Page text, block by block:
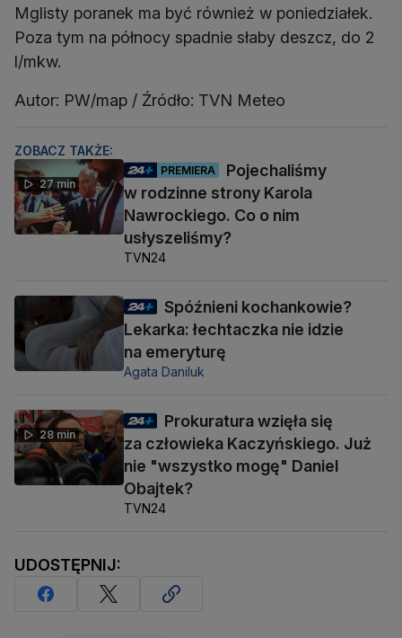
Mglisty poranek ma być również w poniedziałek.
Poza tym na północy spadnie słaby deszcz, do 2
l/mkw.
Autor: PW/map / Źródło: TVN Meteo
ZOBACZ TAKŻE:
27 min
PREMIERA
Pojechaliśmy
w rodzinne strony Karola
Nawrockiego. Co o nim
usłyszeliśmy?
TVN24
Spóźnieni kochankowie?
Lekarka: łechtaczka nie idzie
na emeryturę
Agata Daniluk
28 min
Prokuratura wzięła się
za człowieka Kaczyńskiego. Już
nie "wszystko mogę" Daniel
Obajtek?
TVN24
UDOSTĘPNIJ: